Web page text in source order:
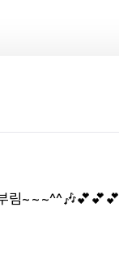
림~~~^^🎶💕💕💕